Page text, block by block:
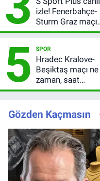
izle! Fenerbahçe-
Sturm Graz maçı
nasıl izlenir?
5 SPOR
Hradec Kralove-
Beşiktaş maçı ne
zaman, saat
kaçta? Şifresiz
3. Ön Eleme Turu
Gözden Kaçmasın